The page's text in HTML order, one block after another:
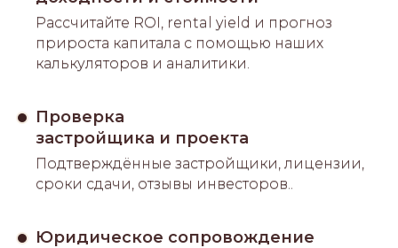
Рассчитайте ROI, rental yield и прогноз
прироста капитала с помощью наших
калькуляторов и аналитики.
Проверка
застройщика и проекта
Подтверждённые застройщики, лицензии,
сроки сдачи, отзывы инвесторов..
Юридическое сопровождение